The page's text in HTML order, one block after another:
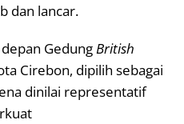
dan lancar.
GedungBritish
Cirebon, dipilih sebagai
dinilai representatif